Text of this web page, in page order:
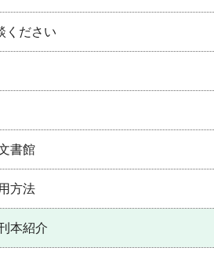
ください
書館
方法
本紹介